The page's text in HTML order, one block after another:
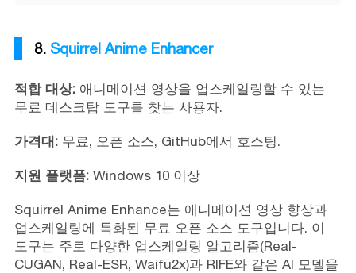
8. Squirrel Anime Enhancer
적합 대상:애니메이션 영상을 업스케일링할 수 있는
무료 데스크탑 도구를 찾는 사용자.
가격대:무료, 오픈 소스, GitHub에서 호스팅.
지원 플랫폼:Windows 10 이상
Squirrel Anime Enhance는 애니메이션 영상 향상과
업스케일링에 특화된 무료 오픈 소스 도구입니다. 이
도구는 주로 다양한 업스케일링 알고리즘(Real-
CUGAN, Real-ESR, Waifu2x)과 RIFE와 같은 AI 모델을